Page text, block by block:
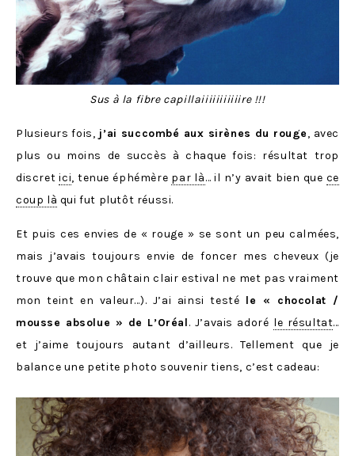
Sus à la fibre capillaiiiiiiiiiiire !!!
Plusieurs fois, j’ai succombé aux sirènes du rouge, avec
plus ou moins de succès à chaque fois: résultat trop
discretici, tenue éphémère par là… il n’y avait bien que ce
coup là qui fut plutôt réussi.
Et puis ces envies de « rouge » se sont un peu calmées,
mais j’avais toujours envie de foncer mes cheveux (je
trouve que mon châtain clair estival ne met pas vraiment
mon teint en valeur…). J’ai ainsi testé le « chocolat /
mousse absolue » de L’Oréal. J’avais adoré le résultat…
et j’aime toujours autant d’ailleurs. Tellement que je
balance une petite photo souvenir tiens, c’est cadeau: